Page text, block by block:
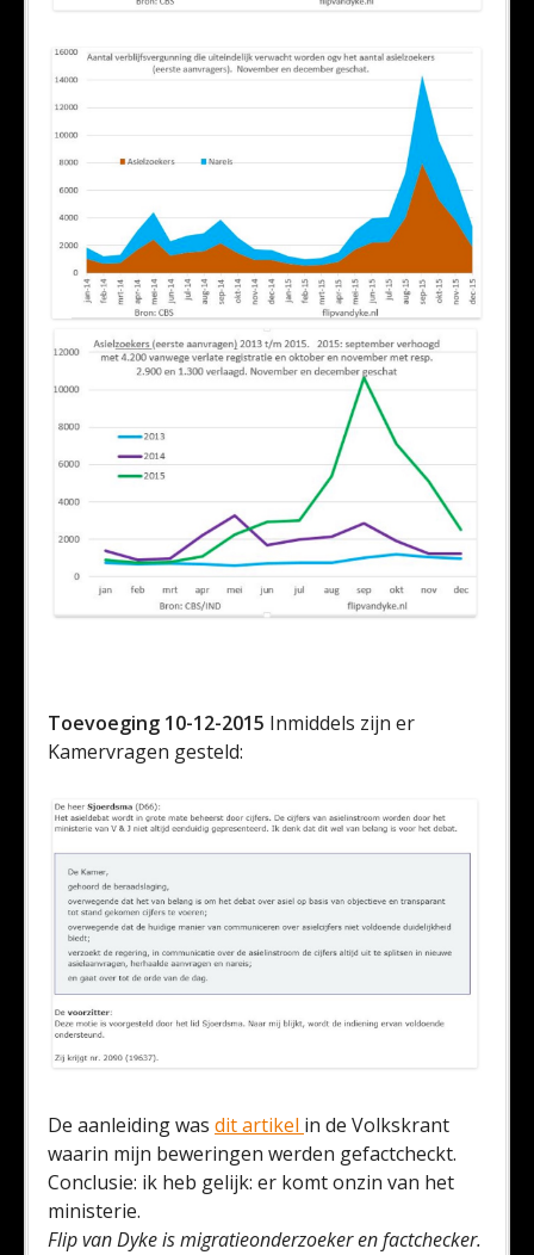
Toevoeging 10-12-2015 Inmiddels zijn er
Kamervragen gesteld:
De aanleiding was dit artikel in de Volkskrant
waarin mijn beweringen werden gefactcheckt.
Conclusie: ik heb gelijk: er komt onzin van het
ministerie.
Flip van Dyke is migratieonderzoeker en factchecker.